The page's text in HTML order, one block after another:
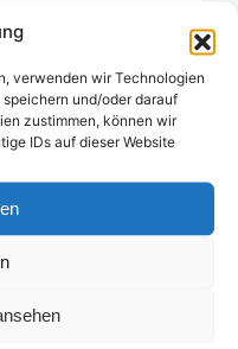
verwenden wir Technologien
und/oder darauf
zustimmen, können wir
IDs auf dieser Website